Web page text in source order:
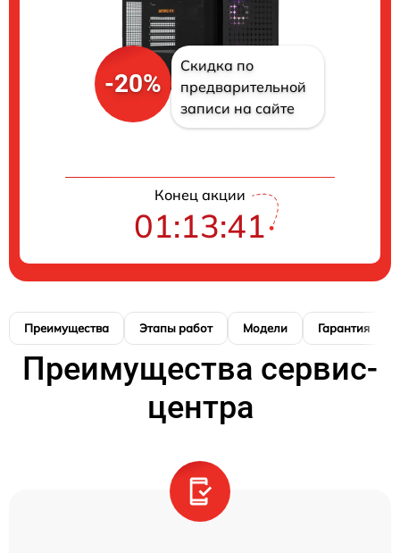
-20%
Скидка по
предварительной
записи на сайте
Конец акции
01:13:41
Преимущества Этапы работ Модели Гарантия
Преимущества сервис-
центра